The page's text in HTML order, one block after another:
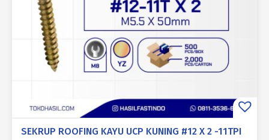
SEKRUP ROOFING KAYU UCP KUNING #12 X 2 -11TPI